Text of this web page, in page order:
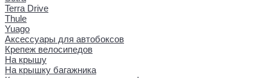
Terra Drive
Thule
Yuago
Аксессуары для автобоксов
Крепеж велосипедов
На крышу
На крышку багажника